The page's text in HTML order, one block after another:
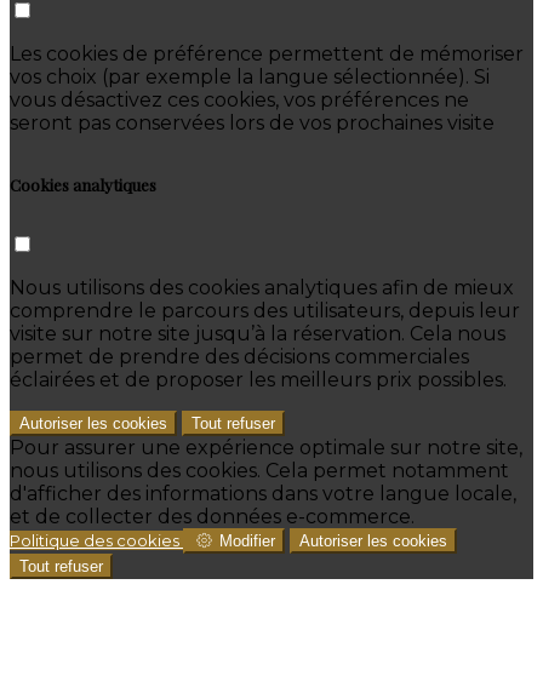
Les cookies de préférence permettent de mémoriser
vos choix (par exemple la langue sélectionnée). Si
vous désactivez ces cookies, vos préférences ne
seront pas conservées lors de vos prochaines visite
Cookies analytiques
Nous utilisons des cookies analytiques afin de mieux
comprendre le parcours des utilisateurs, depuis leur
visite sur notre site jusqu’à la réservation. Cela nous
permet de prendre des décisions commerciales
éclairées et de proposer les meilleurs prix possibles.
Autoriser les cookies Tout refuser
Pour assurer une expérience optimale sur notre site,
nous utilisons des cookies. Cela permet notamment
d'afficher des informations dans votre langue locale,
et de collecter des données e-commerce.
Politique des cookies Modifier
Autoriser les cookies
Tout refuser